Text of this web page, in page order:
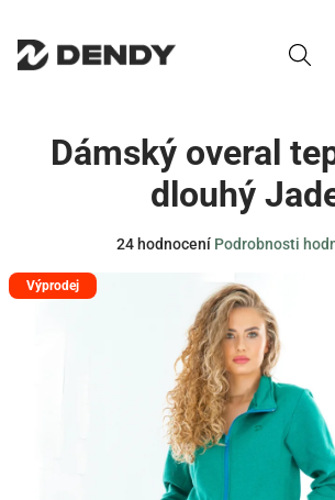
obsah
Dámský overal
dlouhý
Průměrné
hvězdiček.
24 hodnocení Podrobnosti
Výprodej